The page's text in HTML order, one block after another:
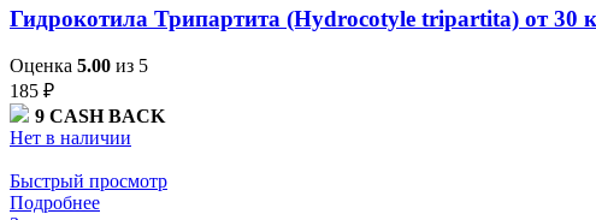
Гидрокотила Трипартита (Hydrocotyle tripartita) от 30
Оценка 5.00 из 5
185 ₽
9 CASH BACK
Нет в наличии
Быстрый просмотр
Подробнее